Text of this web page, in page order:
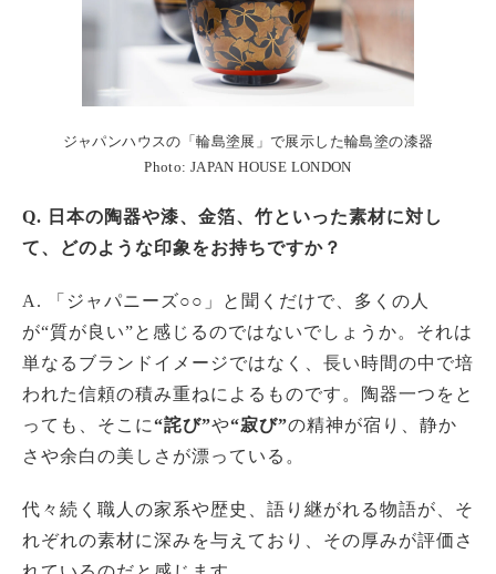
ジャパンハウスの「輪島塗展」で展示した輪島塗の漆器
Photo: JAPAN HOUSE LONDON
Q. 日本の陶器や漆、金箔、竹といった素材に対し
て、どのような印象をお持ちですか？
A. 「ジャパニーズ○○」と聞くだけで、多くの人
が“質が良い”と感じるのではないでしょうか。それは
単なるブランドイメージではなく、長い時間の中で培
われた信頼の積み重ねによるものです。陶器一つをと
っても、そこに“詫び”や“寂び”の精神が宿り、静か
さや余白の美しさが漂っている。
代々続く職人の家系や歴史、語り継がれる物語が、そ
れぞれの素材に深みを与えており、その厚みが評価さ